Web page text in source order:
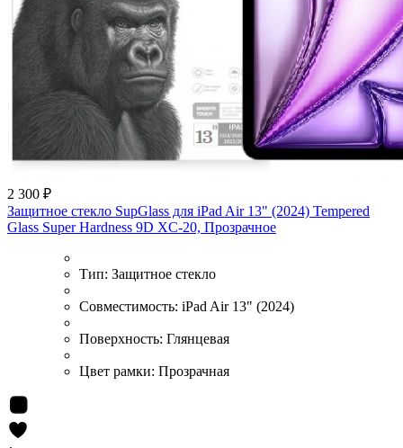
2 300 ₽
Защитное стекло SupGlass для iPad Air 13" (2024) Tempered
Glass Super Hardness 9D XC-20, Прозрачное
Тип: Защитное стекло
Совместимость: iPad Air 13" (2024)
Поверхность: Глянцевая
Цвет рамки: Прозрачная